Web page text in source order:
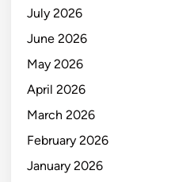
July 2026
June 2026
May 2026
April 2026
March 2026
February 2026
January 2026